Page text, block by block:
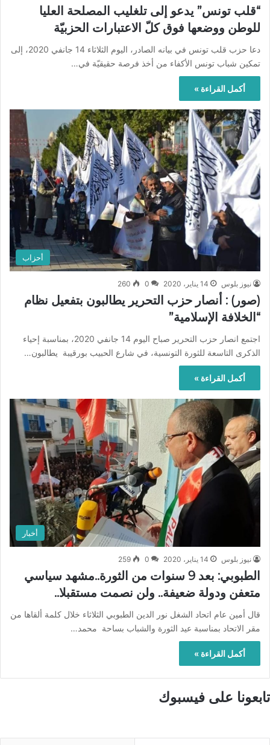
“قلب تونس” يدعو إلى تلغليب المصلحة العليا
للوطن ووضعها فوق كلّ الاعتبارات الحزبيّة
دعا حزب قلب تونس في بيانه الصادر، اليوم الثلاثاء 14 جانفي 2020، إلى
تمكين شباب تونس الأكفاء من أخذ فرصة حقيقيّة في…
أكمل القراءة »
أحزاب
نيوز بلوس 14 يناير، 2020 0
260
(صور) : أنصار حزب التحرير يطالبون بتفعيل نظام
“الخلافة الإسلامية”
اجتمع انصار حزب التحرير صباح اليوم 14 جانفي 2020، بمناسبة إحياء
الذكرى التاسعة للثورة التونسية، في شارع الحبيب بورقيبة يطالبون…
أكمل القراءة »
أخبار
نيوز بلوس 14 يناير، 2020 0
259
الطبوبي: بعد 9 سنوات من الثورة..مشهد سياسي
متعفن ودولة ضعيفة.. ولن نصمت مستقبلا..
قال أمين عام اتحاد الشغل نور الدين الطبوبي الثلاثاء خلال كلمة ألقاها من
مقر الاتحاد بمناسبة عيد الثورة والشباب بساحة محمد…
أكمل القراءة »
تابعونا على فيسبوك